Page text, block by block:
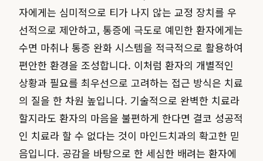
자에게는 심미적으로 티가 나지 않는 교정 장치를 우
선적으로 제안하고, 통증에 극도로 예민한 환자에게는
수면 마취나 통증 완화 시스템을 적극적으로 활용하여
편안한 환경을 조성합니다. 이처럼 환자의 개별적인
상황과 필요를 최우선으로 고려하는 접근 방식은 치료
의 질을 한 차원 높입니다. 기술적으로 완벽한 치료라
할지라도 환자의 마음을 불편하게 한다면 결코 성공적
인 치료라 할 수 없다는 것이 마인드치과의 확고한 믿
음입니다. 공감을 바탕으로 한 세심한 배려는 환자에